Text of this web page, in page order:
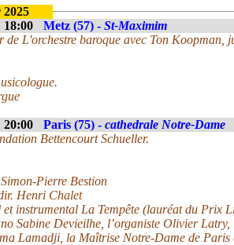
18:00
Metz (57) - St-Maximim
de L'orchestre baroque avec Ton
20:00 Paris (75) - cathedrale Notre-Dame
Bettencourt Schueller.
Pierre Bestion
Henri Chalet
et instrumental La Tempête (lauréat du Prix
Sabine Devieilhe, l’organiste Olivier
Lamadji, la Maîtrise Notre-Dame de